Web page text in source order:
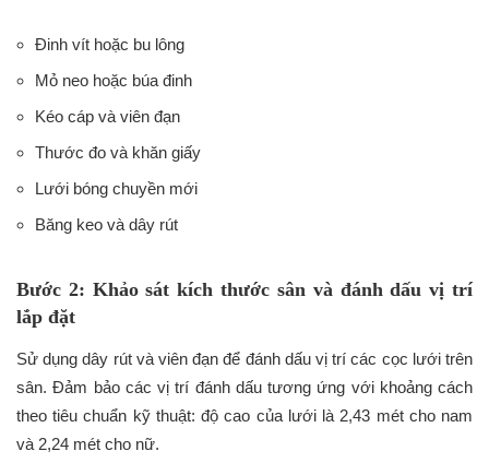
Đinh vít hoặc bu lông
Mỏ neo hoặc búa đinh
Kéo cáp và viên đạn
Thước đo và khăn giấy
Lưới bóng chuyền mới
Băng keo và dây rút
Bước 2: Khảo sát kích thước sân và đánh dấu vị trí
lắp đặt
Sử dụng dây rút và viên đạn để đánh dấu vị trí các cọc lưới trên
sân. Đảm bảo các vị trí đánh dấu tương ứng với khoảng cách
theo tiêu chuẩn kỹ thuật: độ cao của lưới là 2,43 mét cho nam
và 2,24 mét cho nữ.